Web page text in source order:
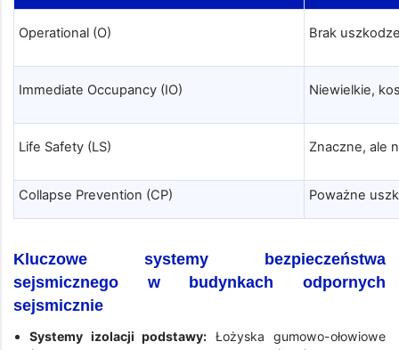
Operational (O) Brak
Immediate Occupancy (IO) Niewielkie,
Life Safety (LS) Znaczne, ale
Collapse Prevention (CP) Poważne
Kluczowe systemy bezpieczeństwa
sejsmicznego w budynkach odpornych
sejsmicznie
Systemy izolacji podstawy: Łożyska gumowo-ołowiowe